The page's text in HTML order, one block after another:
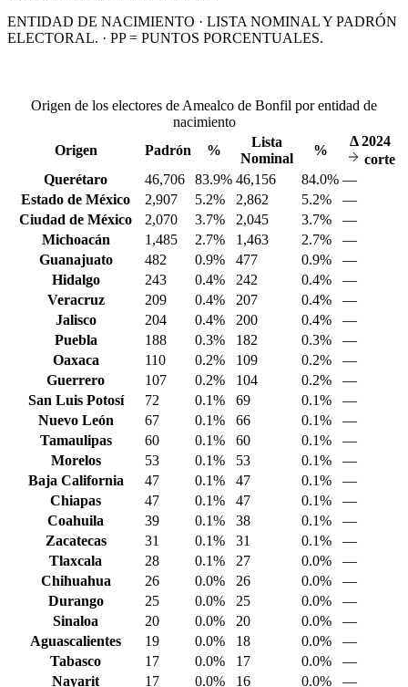
ENTIDAD DE NACIMIENTO · LISTA NOMINAL Y PADRÓN
ELECTORAL. · PP = PUNTOS PORCENTUALES.
Origen de los electores de Amealco de Bonfil por entidad de
nacimiento
Origen
Padrón %
Lista
Nominal
%
Δ2024
corte
Querétaro
46,706 83.9% 46,156 84.0% —
Estado de México
2,907 5.2% 2,862 5.2%
—
Ciudad de México
2,070 3.7% 2,045 3.7%
—
Michoacán
1,485 2.7% 1,463 2.7%
—
Guanajuato
482 0.9% 477 0.9%
—
Hidalgo
243 0.4% 242 0.4%
—
Veracruz
209 0.4% 207 0.4%
—
Jalisco
204 0.4% 200 0.4%
—
Puebla
188 0.3% 182 0.3%
—
Oaxaca
110 0.2% 109 0.2%
—
Guerrero
107 0.2% 104 0.2%
—
San Luis Potosí
72 0.1% 69 0.1%
—
Nuevo León
67 0.1% 66 0.1%
—
Tamaulipas
60 0.1% 60 0.1%
—
Morelos
53 0.1% 53 0.1%
—
Baja California
47 0.1% 47 0.1%
—
Chiapas
47 0.1% 47 0.1%
—
Coahuila
39 0.1% 38 0.1%
—
Zacatecas
31 0.1% 31 0.1%
—
Tlaxcala
28 0.1% 27 0.0%
—
Chihuahua
26 0.0% 26 0.0%
—
Durango
25 0.0% 25 0.0%
—
Sinaloa
20 0.0% 20 0.0%
—
Aguascalientes
19 0.0% 18 0.0%
—
Tabasco
17 0.0% 17 0.0%
—
Nayarit
17 0.0% 16 0.0% —